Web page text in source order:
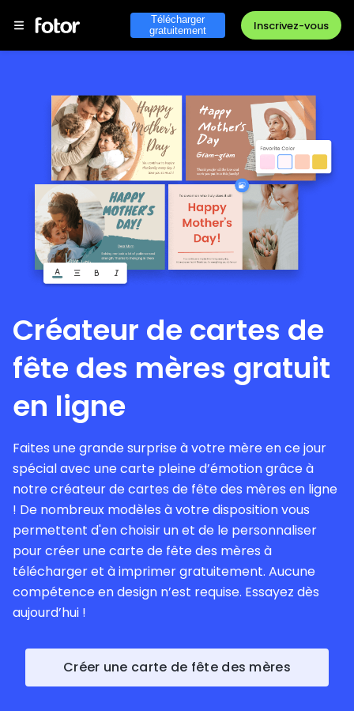
Télécharger
gratuitement
Inscrivez-vous
Créateur de cartes de
fête des mères gratuit
en ligne
Faites une grande surprise à votre mère en ce jour
spécial avec une carte pleine d’émotion grâce à
notre créateur de cartes de fête des mères en ligne
! De nombreux modèles à votre disposition vous
permettent d'en choisir un et de le personnaliser
pour créer une carte de fête des mères à
télécharger et à imprimer gratuitement. Aucune
compétence en design n’est requise. Essayez dès
aujourd’hui !
Créer une carte de fête des mères